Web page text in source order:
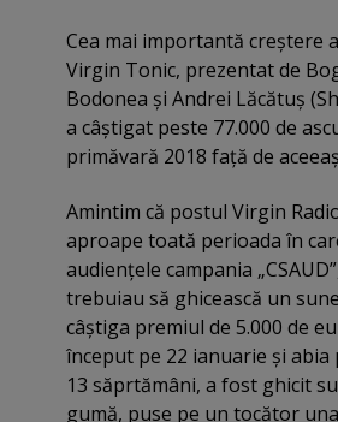
Cea mai importantă creştere
Virgin Tonic, prezentat de
Bodonea şi Andrei Lăcătuş
a câştigat peste 77.000 de
primăvară 2018 faţă de
Amintim că postul Virgin
aproape toată perioada în
audienţele campania
trebuiau să ghicească un
câştiga premiul de 5.000 de
început pe 22 ianuarie şi abia
13 săprtămâni, a fost ghicit
gumă, puse pe un tocător